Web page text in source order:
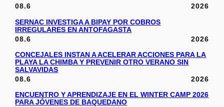
08.6
2026
SERNAC INVESTIGA A BIPAY POR COBROS
IRREGULARES EN ANTOFAGASTA
08.6
2026
CONCEJALES INSTAN A ACELERAR ACCIONES PARA LA
PLAYA LA CHIMBA Y PREVENIR OTRO VERANO SIN
SALVAVIDAS
08.6
2026
ENCUENTRO Y APRENDIZAJE EN EL WINTER CAMP 2026
PARA JÓVENES DE BAQUEDANO